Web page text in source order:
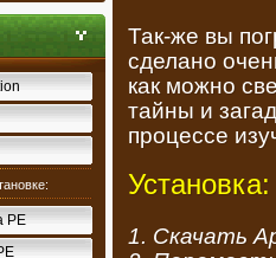
PE
Так-же вы
сделано
как можно
тайны и
процессе
Установка:
1. Скачать